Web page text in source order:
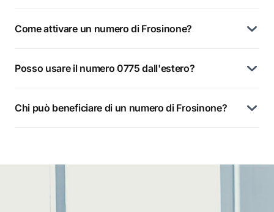
Come attivare un numero di Frosinone?
Posso usare il numero 0775 dall'estero?
Chi può beneficiare di un numero di Frosinone?